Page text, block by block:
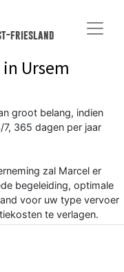
friesland
in Ursem
groot belang, indien
365 dagen per jaar
zal Marcel er
begeleiding, optimale
voor uw type vervoer
te verlagen.